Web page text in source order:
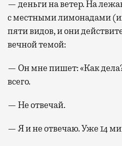
— деньги на ветер. На
с местными лимонадами
пяти видов, и они
вечной темой:
— Он мне пишет: «Как
всего.
— Не отвечай.
— Я и не отвечаю. Уже 14